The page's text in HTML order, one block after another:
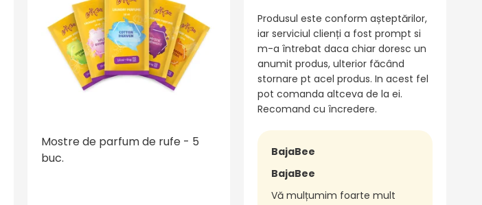
Mostre de parfum de rufe - 5
buc.
Produsul este conform așteptărilor,
iar serviciul clienți a fost prompt si
m-a întrebat daca chiar doresc un
anumit produs, ulterior făcând
stornare pt acel produs. In acest fel
pot comanda altceva de la ei.
Recomand cu încredere.
BajaBee
BajaBee
Vă mulțumim foarte mult